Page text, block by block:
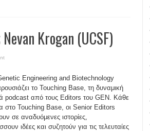
Krogan (UCSF)
Engineering and Biotechnology
το Touching Base, τη δυναμική
podcast από τους Editors του GEN. Κάθε
στο Touching Base, οι Senior Editors
σε αναδυόμενες ιστορίες,
ιδέες και συζητούν για τις τελευταίες